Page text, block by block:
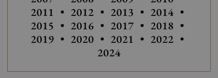
2011 • 2012 • 2013 • 2014 •
2015 • 2016 • 2017 • 2018 •
2019 • 2020 • 2021 • 2022 •
2024